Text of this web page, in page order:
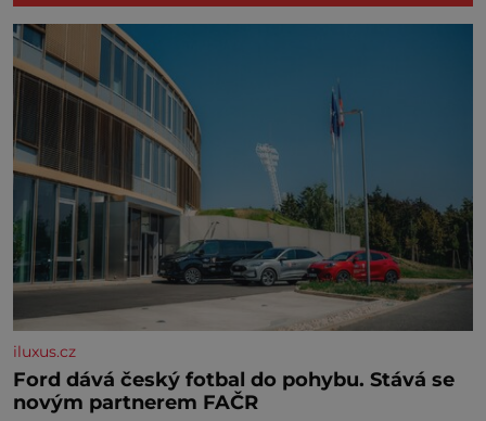
iluxus.cz
Ford dává český fotbal do pohybu. Stává se
novým partnerem FAČR